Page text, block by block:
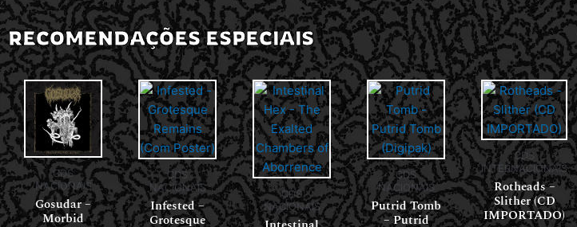
RECOMENDAÇÕES ESPECIAIS
CDS
NACIONAIS
Gosudar –
Morbid
CDS
NACIONAIS
Infested –
Grotesque
CDS
NACIONAIS
CDS
NACIONAIS
Putrid Tomb
– Putrid
CDS
INTERNACIONAIS
Rotheads –
Slither (CD
IMPORTADO)